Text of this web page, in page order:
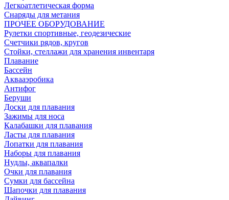
Легкоатлетическая форма
Снаряды для метания
ПРОЧЕЕ ОБОРУДОВАНИЕ
Рулетки спортивные, геодезические
Счетчики рядов, кругов
Стойки, стеллажи для хранения инвентаря
Плавание
Бассейн
Аквааэробика
Антифог
Беруши
Доски для плавания
Зажимы для носа
Калабашки для плавания
Ласты для плавания
Лопатки для плавания
Наборы для плавания
Нудлы, аквапалки
Очки для плавания
Сумки для бассейна
Шапочки для плавания